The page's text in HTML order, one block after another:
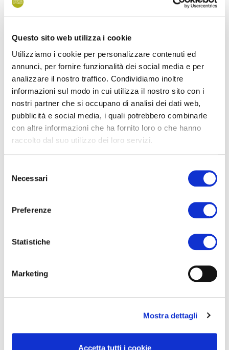
Questo sito web utilizza i cookie
Utilizziamo i cookie per personalizzare contenuti ed
annunci, per fornire funzionalità dei social media e per
analizzare il nostro traffico. Condividiamo inoltre
informazioni sul modo in cui utilizza il nostro sito con i
nostri partner che si occupano di analisi dei dati web,
pubblicità e social media, i quali potrebbero combinarle
con altre informazioni che ha fornito loro o che hanno
raccolto dal suo utilizzo dei loro servizi.
delNecessari
Preferenze
Statistiche
Marketing
Mostra dettagli
Accetta tutti i cookie
Holz als umweltfreundliches Material
Holz ist von Natur aus ein sich
ständig veränderndes
annimmt, wie die natürlichen Farbtöne des Kiefernwaldes, in